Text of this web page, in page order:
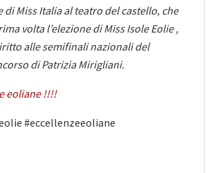
di Miss Italia al teatro del castello, che
volta l’elezione di Miss Isole Eolie ,
alle semifinali nazionali del
di Patrizia Mirigliani.
eoliane !!!!
#eccellenzeeoliane